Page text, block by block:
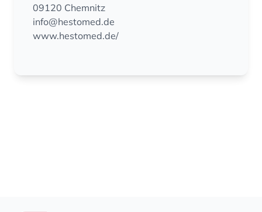
09120 Chemnitz
info@hestomed.de
www.hestomed.de/